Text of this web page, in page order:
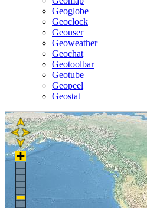
Geoglobe
Geoclock
Geouser
Geoweather
Geochat
Geotoolbar
Geotube
Geopeel
Geostat